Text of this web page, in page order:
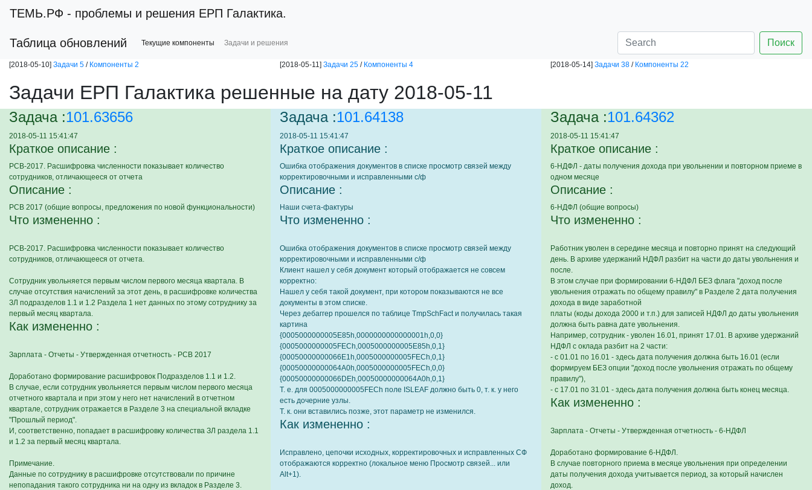
ТЕМЬ.РФ - проблемы и решения ЕРП Галактика.
Таблица обновлений Текущие компоненты Задачи и решения Поиск
[2018-05-10] Задачи 5 / Компоненты 2 [2018-05-11] Задачи 25 / Компоненты 4 [2018-05-14] Задачи 38 / Компоненты 22
Задачи ЕРП Галактика решенные на дату 2018-05-11
Задача :101.63656
2018-05-11 15:41:47
Краткое описание :
РСВ-2017. Расшифровка численности показывает количество
сотрудников, отличающееся от отчета
Описание :
РСВ 2017 (общие вопросы, предложения по новой функциональности)
Что измененно :
РСВ-2017. Расшифровка численности показывает количество
сотрудников, отличающееся от отчета.
Сотрудник увольняется первым числом первого месяца квартала. В
случае отсутствия начислений за этот день, в расшифровке количества
ЗЛ подразделов 1.1 и 1.2 Раздела 1 нет данных по этому сотруднику за
первый месяц квартала.
Как измененно :
Зарплата - Отчеты - Утвержденная отчетность - РСВ 2017
Доработано формирование расшифровок Подразделов 1.1 и 1.2.
В случае, если сотрудник увольняется первым числом первого месяца
отчетного квартала и при этом у него нет начислений в отчетном
квартале, сотрудник отражается в Разделе 3 на специальной вкладке
"Прошлый период".
И, соответственно, попадает в расшифровку количества ЗЛ раздела 1.1
и 1.2 за первый месяц квартала.
Примечание.
Данные по сотруднику в расшифровке отсутствовали по причине
непопадания такого сотрудника ни на одну из вкладок в Разделе 3.
Задача :101.64138
2018-05-11 15:41:47
Краткое описание :
Ошибка отображения документов в списке просмотр связей между
корректировочными и исправленными с/ф
Описание :
Наши счета-фактуры
Что измененно :
Ошибка отображения документов в списке просмотр связей между
корректировочными и исправленными с/ф
Клиент нашел у себя документ который отображается не совсем
корректно:
Нашел у себя такой документ, при котором показываются не все
документы в этом списке.
Через дебаггер прошелся по таблице TmpSchFact и получилась такая
картина
{0005000000005E85h,0000000000000001h,0,0}
{0005000000005FECh,0005000000005E85h,0,1}
{00050000000066E1h,0005000000005FECh,0,1}
{00050000000064A0h,0005000000005FECh,0,0}
{00050000000066DEh,00050000000064A0h,0,1}
Т. е. для 0005000000005FECh поле ISLEAF должно быть 0, т. к. у него
есть дочерние узлы.
Т. к. они вставились позже, этот параметр не изменился.
Как измененно :
Исправлено, цепочки исходных, корректировочных и исправленных СФ
отображаются корректно (локальное меню Просмотр связей... или
Alt+1).
Задача :101.64362
2018-05-11 15:41:47
Краткое описание :
6-НДФЛ - даты получения дохода при увольнении и повторном приеме в
одном месяце
Описание :
6-НДФЛ (общие вопросы)
Что измененно :
Работник уволен в середине месяца и повторно принят на следующий
день. В архиве удержаний НДФЛ разбит на части до даты увольнения и
после.
В этом случае при формировании 6-НДФЛ БЕЗ флага "доход после
увольнения отражать по общему правилу" в Разделе 2 дата получения
дохода в виде заработной
платы (коды дохода 2000 и т.п.) для записей НДФЛ до даты увольнения
должна быть равна дате увольнения.
Например, сотрудник - уволен 16.01, принят 17.01. В архиве удержаний
НДФЛ с оклада разбит на 2 части:
- с 01.01 по 16.01 - здесь дата получения должна быть 16.01 (если
формируем БЕЗ опции "доход после увольнения отражать по общему
правилу"),
- с 17.01 по 31.01 - здесь дата получения должна быть конец месяца.
Как измененно :
Зарплата - Отчеты - Утвержденная отчетность - 6-НДФЛ
Доработано формирование 6-НДФЛ.
В случае повторного приема в месяце увольнения при определении
даты получения дохода учитывается период, за который начислен
доход.